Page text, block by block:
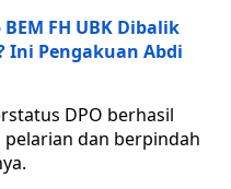
FH UBK Dibalik
Ini Pengakuan Abdi
DPO berhasil
dan berpindah